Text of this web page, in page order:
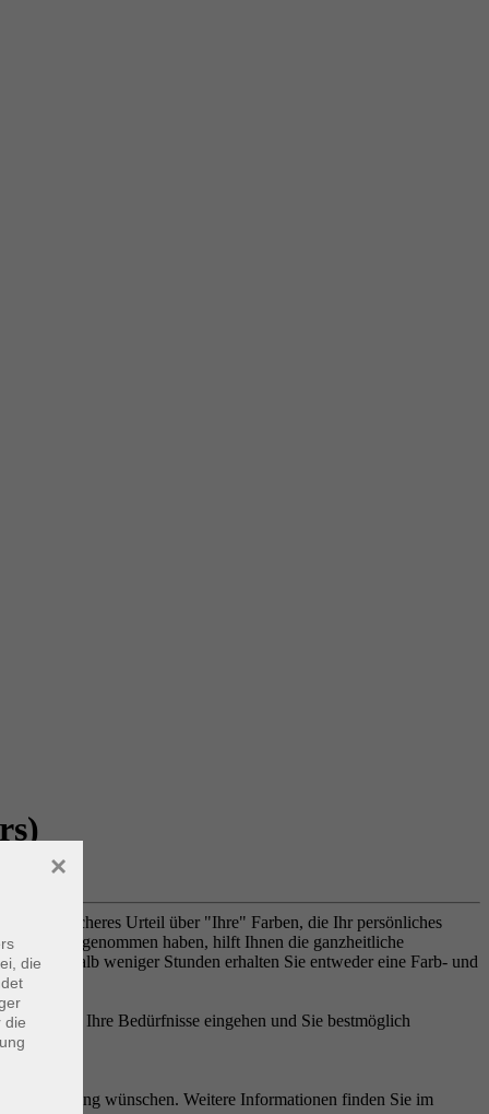
Sie ein sicheres Urteil über "Ihre" Farben, die Ihr persönliches
Anspruch genommen haben, hilft Ihnen die ganzheitliche
Innerhalb weniger Stunden erhalten Sie entweder eine Farb- und
auf Ihre Bedürfnisse eingehen und Sie bestmöglich
Stilberatung wünschen. Weitere Informationen finden Sie im
die
die
×